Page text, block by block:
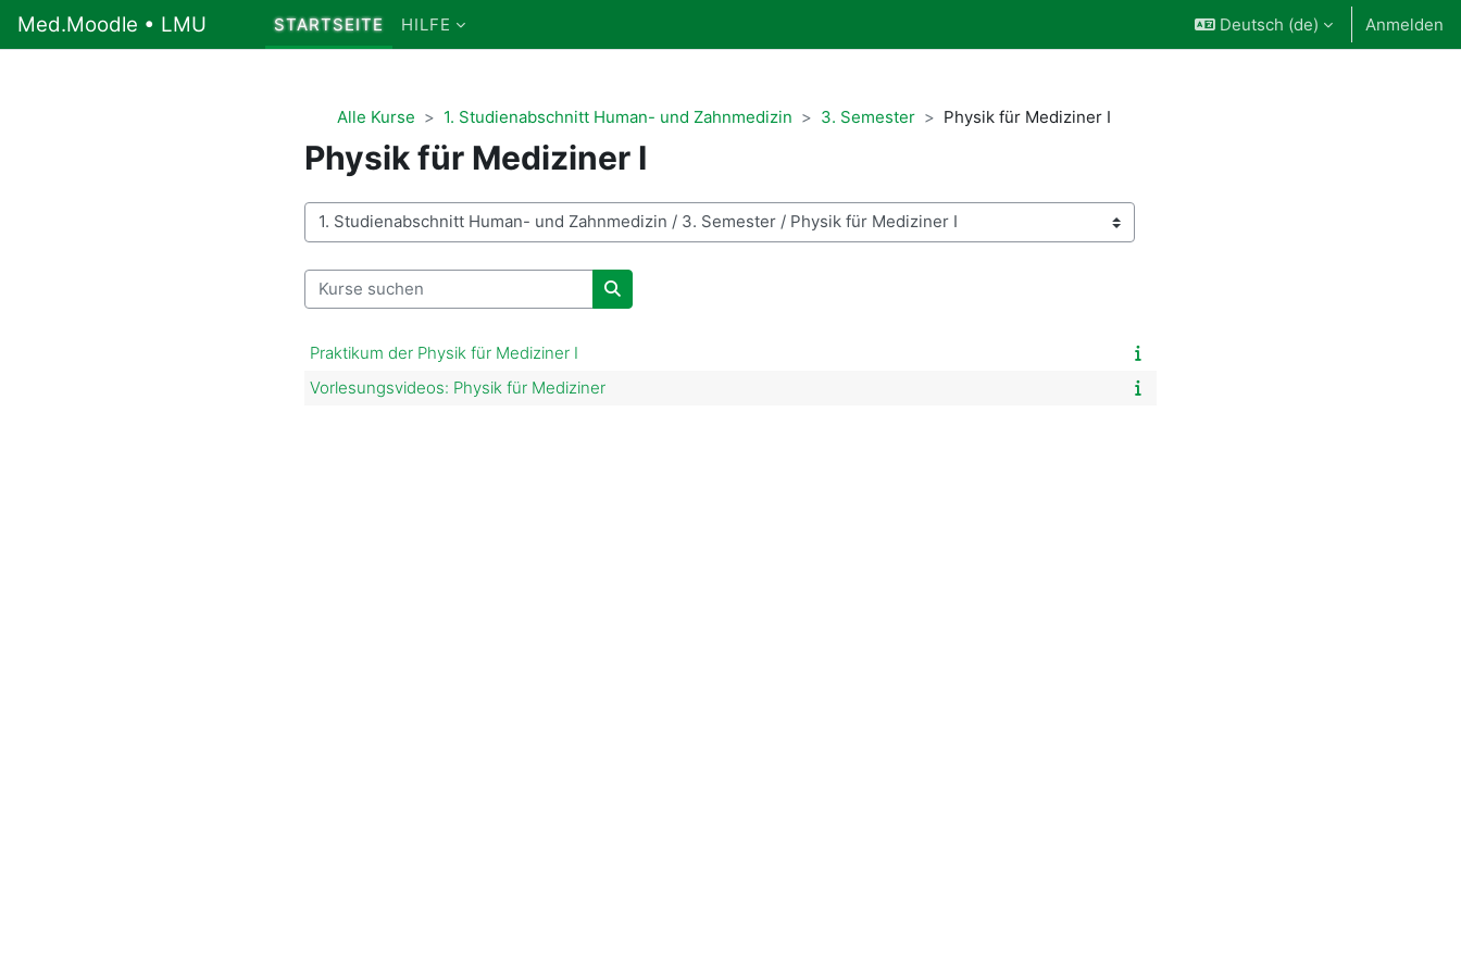
Med.Moodle • LMU STARTSEITE HILFE Deutsch ‎(de)‎ Anmelden
Alle Kurse 1. Studienabschnitt Human- und Zahnmedizin 3. Semester Physik für Mediziner I
Physik für Mediziner I
Kursbereiche
Kurse suchen
Kurse suchen
Praktikum der Physik für Mediziner I
Vorlesungsvideos: Physik für Mediziner